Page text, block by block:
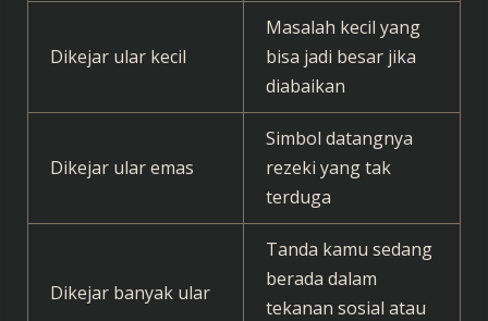
Dikejar ular kecil
Masalah kecil yang
bisa jadi besar jika
diabaikan
Dikejar ular emas
Simbol datangnya
rezeki yang tak
terduga
Dikejar banyak ular
Tanda kamu sedang
berada dalam
tekanan sosial atau